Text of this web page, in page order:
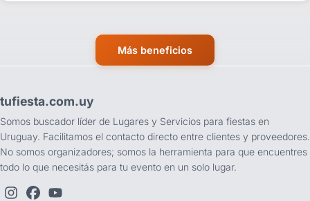
Más beneficios
tufiesta.com.uy
Somos buscador líder de Lugares y Servicios para fiestas en
Uruguay. Facilitamos el contacto directo entre clientes y proveedores.
No somos organizadores; somos la herramienta para que encuentres
todo lo que necesitás para tu evento en un solo lugar.